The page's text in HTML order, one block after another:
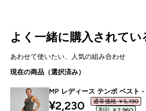
よく一緒に購入されてい
あわせて使いたい、人気の組み合わせ
現在の商品（選択済み）
MP レディース テンポ ベスト
discounted price
¥2,230‎
通常価格 ￥5,190‎